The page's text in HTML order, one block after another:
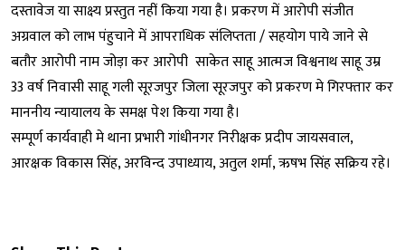
दस्तावेज या साक्ष्य प्रस्तुत नहीं किया गया है। प्रकरण में आरोपी संजीत
अग्रवाल को लाभ पंहुचाने में आपराधिक संलिप्तता / सहयोग पाये जाने से
बतौर आरोपी नाम जोड़ा कर आरोपी साकेत साहू आत्मज विश्वनाथ साहू उम्र
33 वर्ष निवासी साहू गली सूरजपुर जिला सूरजपुर को प्रकरण मे गिरफ्तार कर
माननीय न्यायालय के समक्ष पेश किया गया है।
सम्पूर्ण कार्यवाही मे थाना प्रभारी गांधीनगर निरीक्षक प्रदीप जायसवाल,
आरक्षक विकास सिंह, अरविन्द उपाध्याय, अतुल शर्मा, ऋषभ सिंह सक्रिय रहे।